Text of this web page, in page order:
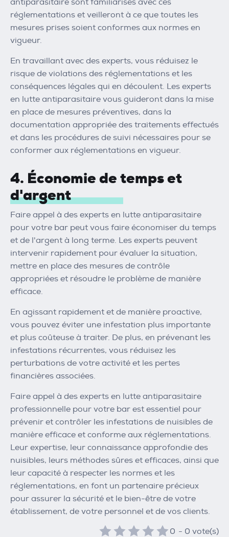
antiparasitaire sont familiarisés avec ces
réglementations et veilleront à ce que toutes les
mesures prises soient conformes aux normes en
vigueur.
En travaillant avec des experts, vous réduisez le
risque de violations des réglementations et les
conséquences légales qui en découlent. Les experts
en lutte antiparasitaire vous guideront dans la mise
en place de mesures préventives, dans la
documentation appropriée des traitements effectués
et dans les procédures de suivi nécessaires pour se
conformer aux réglementations en vigueur.
4. Économie de temps et
d'argent
Faire appel à des experts en lutte antiparasitaire
pour votre bar peut vous faire économiser du temps
et de l'argent à long terme. Les experts peuvent
intervenir rapidement pour évaluer la situation,
mettre en place des mesures de contrôle
appropriées et résoudre le problème de manière
efficace.
En agissant rapidement et de manière proactive,
vous pouvez éviter une infestation plus importante
et plus coûteuse à traiter. De plus, en prévenant les
infestations récurrentes, vous réduisez les
perturbations de votre activité et les pertes
financières associées.
Faire appel à des experts en lutte antiparasitaire
professionnelle pour votre bar est essentiel pour
prévenir et contrôler les infestations de nuisibles de
manière efficace et conforme aux réglementations.
Leur expertise, leur connaissance approfondie des
nuisibles, leurs méthodes sûres et efficaces, ainsi que
leur capacité à respecter les normes et les
réglementations, en font un partenaire précieux
pour assurer la sécurité et le bien-être de votre
établissement, de votre personnel et de vos clients.
0 - 0 vote(s)